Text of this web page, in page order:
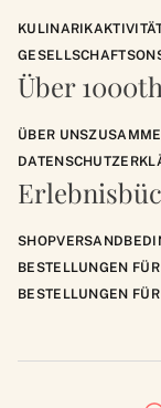
KULINARIK
GESELLSCHAFT
Über
ÜBER UNS
SHOP
BESTELLUNGEN
BESTELLUNGEN